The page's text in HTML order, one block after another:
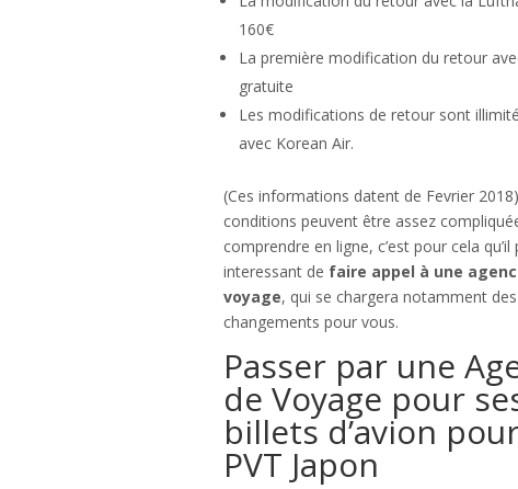
160€
La première modification du retour
gratuite
Les modifications de retour sont
avec Korean Air.
(Ces informations datent de Fevrier
conditions peuvent être assez
comprendre en ligne, c’est pour cela
interessant de faire appel à une
voyage, qui se chargera notamment des
changements pour vous.
Passer par une
de Voyage pour
billets d’avion
PVT Japon